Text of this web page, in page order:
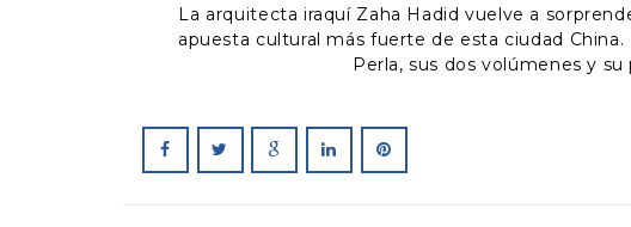
La arquitecta iraquí Zaha Hadid vuelve a
apuesta cultural más fuerte de esta ciudad
Perla, sus dos volúmenes y